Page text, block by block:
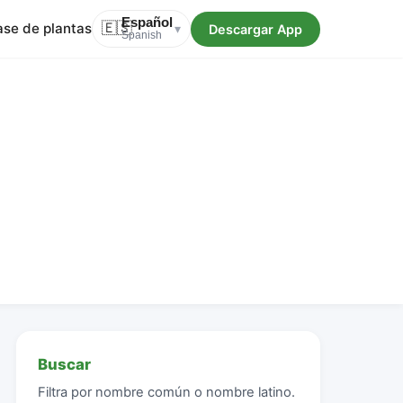
de plantas 🇪🇸Español
Spanish ▾ Descargar App
Buscar
Filtra por nombre común o nombre latino.